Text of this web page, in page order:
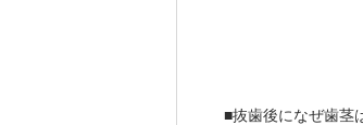
■抜歯後になぜ歯茎